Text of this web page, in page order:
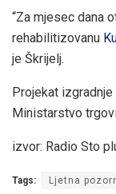
“Za mjesec dana
rehabilitizovanu
je Škrijelj.
Projekat
Ministarstvo
izvor: Radio Sto
Tags: Ljetna